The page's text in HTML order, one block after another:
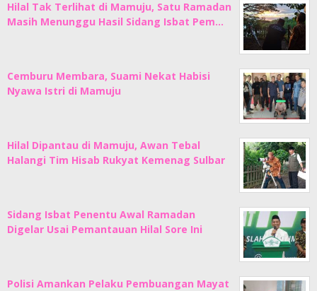
Hilal Tak Terlihat di Mamuju, Satu Ramadan
Masih Menunggu Hasil Sidang Isbat Pem…
Cemburu Membara, Suami Nekat Habisi
Nyawa Istri di Mamuju
Hilal Dipantau di Mamuju, Awan Tebal
Halangi Tim Hisab Rukyat Kemenag Sulbar
Sidang Isbat Penentu Awal Ramadan
Digelar Usai Pemantauan Hilal Sore Ini
Polisi Amankan Pelaku Pembuangan Mayat